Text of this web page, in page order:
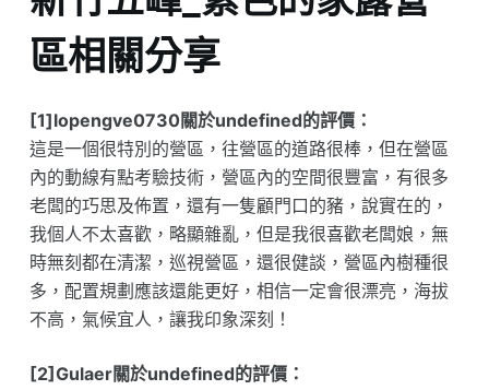
區相關分享
[1]lopengve0730關於undefined的評價：
這是一個很特別的營區，往營區的道路很棒，但在營區
內的動線有點考驗技術，營區內的空間很豐富，有很多
老闆的巧思及佈置，還有一隻顧門口的豬，說實在的，
我個人不太喜歡，略顯雜亂，但是我很喜歡老闆娘，無
時無刻都在清潔，巡視營區，還很健談，營區內樹種很
多，配置規劃應該還能更好，相信一定會很漂亮，海拔
不高，氣候宜人，讓我印象深刻！
[2]Gulaer關於undefined的評價：